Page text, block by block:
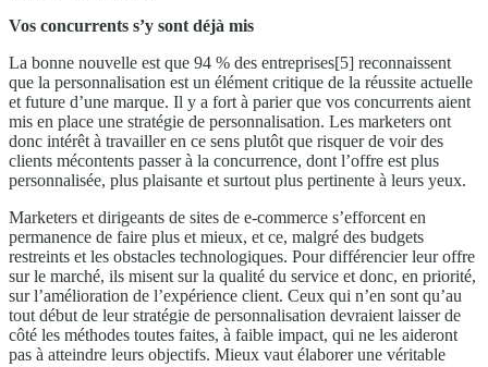
Vos concurrents s’y sont déjà mis
La bonne nouvelle est que 94 % des entreprises[5] reconnaissent
que la personnalisation est un élément critique de la réussite actuelle
et future d’une marque. Il y a fort à parier que vos concurrents aient
mis en place une stratégie de personnalisation. Les marketers ont
donc intérêt à travailler en ce sens plutôt que risquer de voir des
clients mécontents passer à la concurrence, dont l’offre est plus
personnalisée, plus plaisante et surtout plus pertinente à leurs yeux.
Marketers et dirigeants de sites de e-commerce s’efforcent en
permanence de faire plus et mieux, et ce, malgré des budgets
restreints et les obstacles technologiques. Pour différencier leur offre
sur le marché, ils misent sur la qualité du service et donc, en priorité,
sur l’amélioration de l’expérience client. Ceux qui n’en sont qu’au
tout début de leur stratégie de personnalisation devraient laisser de
côté les méthodes toutes faites, à faible impact, qui ne les aideront
pas à atteindre leurs objectifs. Mieux vaut élaborer une véritable